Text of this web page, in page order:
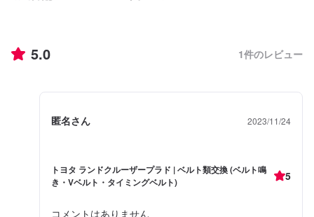
5.0 1件のレビュー
匿名さん 2023/11/24
トヨタ ランドクルーザープラド | ベルト類交換 (ベルト鳴
き・Vベルト・タイミングベルト)
5
コメントはありません